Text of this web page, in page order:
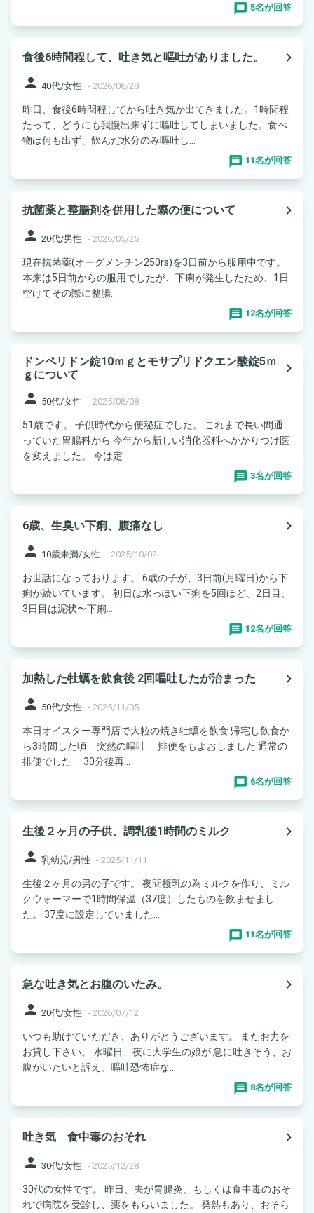
5名が回答
食後6時間程して、吐き気と嘔吐がありました。
navigate_next
person 40代/女性 - 2026/06/28
昨日、食後6時間程してから吐き気か出てきました。1時間程
たって、どうにも我慢出来ずに嘔吐してしまいました。食べ
物は何も出ず、飲んだ水分のみ嘔吐し...
11名が回答
抗菌薬と整腸剤を併用した際の便について
navigate_next
person 20代/男性 - 2026/05/25
現在抗菌薬(オーグメンチン250rs)を3日前から服用中です。
本来は5日前からの服用でしたが、下痢が発生したため、1日
空けてその際に整腸...
12名が回答
ドンペリドン錠10ｍｇとモサプリドクエン酸錠5ｍ
ｇについて
navigate_next
person 50代/女性 - 2025/08/08
51歳です。 子供時代から便秘症でした。 これまで長い間通
っていた胃腸科から 今年から新しい消化器科へかかりつけ医
を変えました。 今は定...
3名が回答
6歳、生臭い下痢、腹痛なし
navigate_next
person 10歳未満/女性 - 2025/10/02
お世話になっております。 6歳の子が、3日前(月曜日)から下
痢が続いています。 初日は水っぽい下痢を5回ほど、2日目、
3日目は泥状〜下痢...
12名が回答
加熱した牡蠣を飲食後 2回嘔吐したが治まった
navigate_next
person 50代/女性 - 2025/11/05
本日オイスター専門店で大粒の焼き牡蠣を飲食 帰宅し飲食か
ら3時間した頃 突然の嘔吐 排便をもよおしました 通常の
排便でした 30分後再...
6名が回答
生後２ヶ月の子供、調乳後1時間のミルク
navigate_next
person 乳幼児/男性 - 2025/11/11
生後２ヶ月の男の子です。 夜間授乳の為ミルクを作り、ミル
クウォーマーで1時間保温（37度）したものを飲ませまし
た。 37度に設定していました...
11名が回答
急な吐き気とお腹のいたみ。
navigate_next
person 20代/女性 - 2026/07/12
いつも助けていただき、ありがとうございます。 またお力を
お貸し下さい。 水曜日、夜に大学生の娘が 急に吐きそう、お
腹がいたいと訴え、嘔吐恐怖症な...
8名が回答
吐き気 食中毒のおそれ
navigate_next
person 30代/女性 - 2025/12/28
30代の女性です。 昨日、夫が胃腸炎、もしくは食中毒のおそ
れで病院を受診し、薬をもらいました。 発熱もあり、おそら